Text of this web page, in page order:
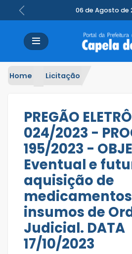
06 de Agosto de
Previous
Home Licitação
PREGÃO
024/2023 -
195/2023 -
Eventual e
aquisição de
insumos de
Judicial. DATA
17/10/2023